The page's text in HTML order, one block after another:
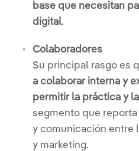
base que necesitan
digital.
Colaboradores
Su principal rasgo es
a colaborar interna y
permitir la práctica y
segmento que
y comunicación entre
y marketing.